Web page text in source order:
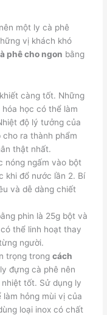
một ly cà phê
vị khách khó
phê cho ngon bằng
càng tốt. Những
học có thể làm
độ lý tưởng của
ra thành phẩm
thật nhất.
nóng ngấm vào bột
khi đổ nước lần 2. Bí
và dễ dàng chiết
phin là 25g bột và
thể linh hoạt thay
người.
trọng trongcách
đựng cà phê nên
tốt. Sử dụng ly
hỏng mùi vị của
loại inox có chất